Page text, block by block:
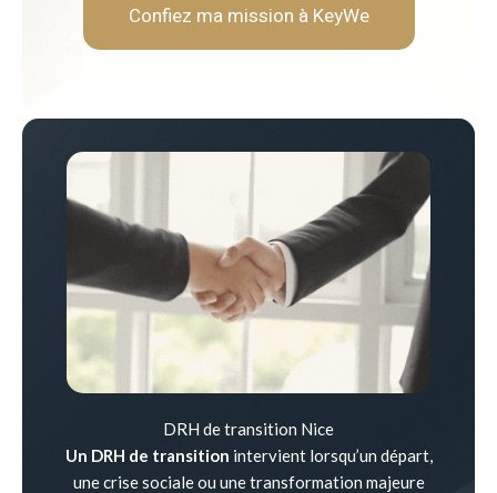
Confiez ma mission à KeyWe
DRH de transition Nice
Un DRH de transition intervient lorsqu’un départ,
une crise sociale ou une transformation majeure